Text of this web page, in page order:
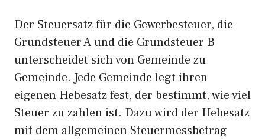
Der Steuersatz für die Gewerbesteuer, die
Grundsteuer A und die Grundsteuer B
unterscheidet sich von Gemeinde zu
Gemeinde. Jede Gemeinde legt ihren
eigenen Hebesatz fest, der bestimmt, wie viel
Steuer zu zahlen ist. Dazu wird der Hebesatz
mit dem allgemeinen Steuermessbetrag